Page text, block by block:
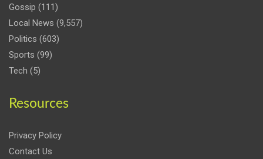
Gossip (111)
Local News (9,557)
Politics (603)
Sports (99)
Tech (5)
Resources
Privacy Policy
Contact Us